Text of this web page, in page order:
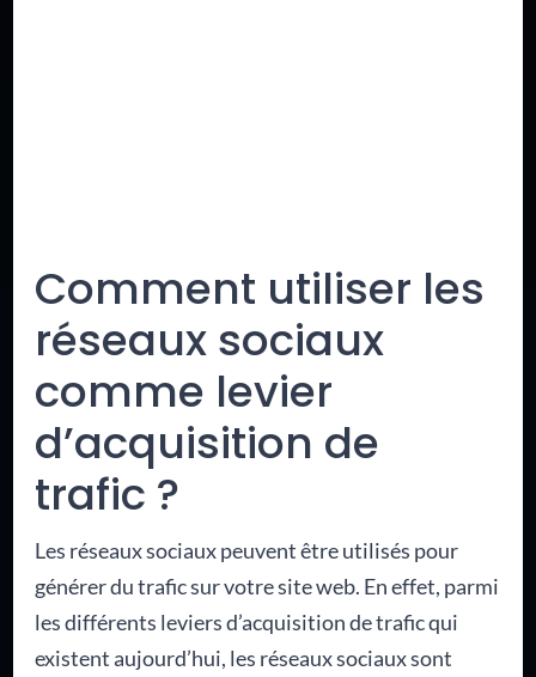
Comment utiliser les
réseaux sociaux
comme levier
d’acquisition de
trafic ?
Les réseaux sociaux peuvent être utilisés pour
générer du trafic sur votre site web. En effet, parmi
les différents leviers d’acquisition de trafic qui
existent aujourd’hui, les réseaux sociaux sont